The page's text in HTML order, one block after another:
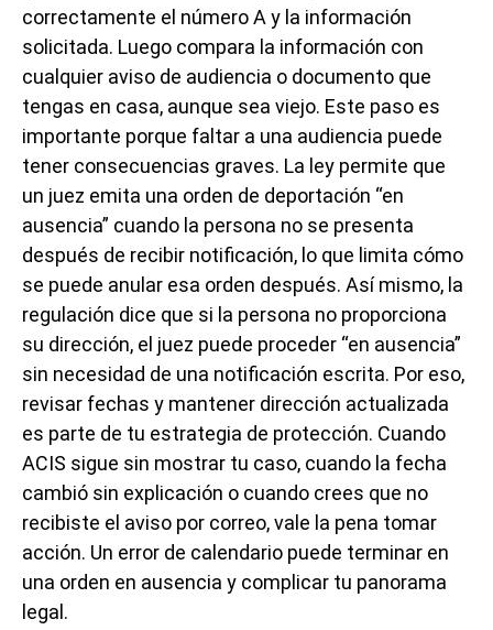
correctamente el número A y la información
solicitada. Luego compara la información con
cualquier aviso de audiencia o documento que
tengas en casa, aunque sea viejo. Este paso es
importante porque faltar a una audiencia puede
tener consecuencias graves. La ley permite que
un juez emita una orden de deportación “en
ausencia” cuando la persona no se presenta
después de recibir notificación, lo que limita cómo
se puede anular esa orden después. Así mismo, la
regulación dice que si la persona no proporciona
su dirección, el juez puede proceder “en ausencia”
sin necesidad de una notificación escrita. Por eso,
revisar fechas y mantener dirección actualizada
es parte de tu estrategia de protección. Cuando
ACIS sigue sin mostrar tu caso, cuando la fecha
cambió sin explicación o cuando crees que no
recibiste el aviso por correo, vale la pena tomar
acción. Un error de calendario puede terminar en
una orden en ausencia y complicar tu panorama
legal.